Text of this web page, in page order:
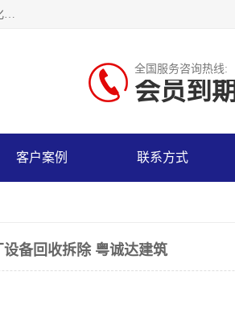
工厂拆除,化工厂拆除,电子厂拆除回收范围；机械设备，机电设备，电力设备，冷冻设备，起重设备，工业设备，电气设备，化工设备，木工设备，纺织设备，印染设备，水洗设备，电力物资，废旧金属，废旧物资，二手锅炉，二手电梯。
全国服务咨询热线:
会员到期
客户案例 联系方式
备回收拆除 粤诚达建筑